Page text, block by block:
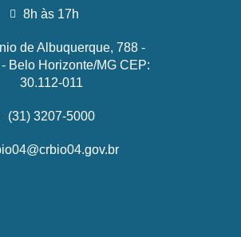
8h às 17h
de Albuquerque, 788 -
Belo Horizonte/MG CEP:
30.112-011
(31) 3207-5000